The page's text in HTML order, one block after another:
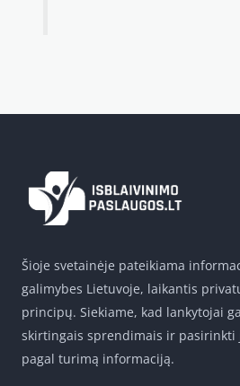
Šioje svetainėje pateikiama
galimybes Lietuvoje, laikantis
principų. Siekiame, kad lankytojai
skirtingais sprendimais ir pasirinkti
pagal turimą informaciją.